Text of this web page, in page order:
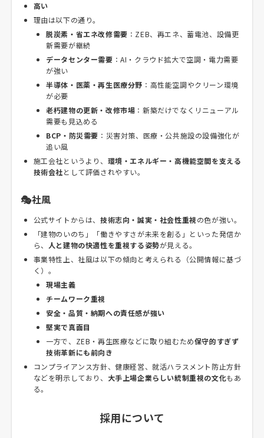
高い
理由は以下の通り。
脱炭素・省エネ改修需要 ：ZEB、再エネ、蓄電池、設備更
新需要が継続
データセンター需要 ：AI・クラウド拡大で空調・電力需要
が強い
半導体・医薬・再生医療分野 ：高性能空調やクリーン環境
が必要
老朽建物の更新・改修市場 ：新築だけでなくリニューアル
需要も見込める
BCP・防災需要 ：災害対策、医療・公共施設の設備強化が
追い風
施工会社というより、 環境・エネルギー・高機能空間を支える
技術会社として評価されやすい。
🎭社風
公式サイトからは、 技術志向・誠実・社会性重視の色が強い。
「建物のいのち」「働きやすさが未来を創る」といった発信か
ら、
人と建物の快適性を重視する姿勢が見える。
事業特性上、社風は以下の傾向と考えられる（公開情報に基づ
く）。
現場主義
チームワーク重視
安全・品質・納期への責任感が強い
堅実で真面目
一方で、ZEB・再生医療などに取り組むため保守的すぎず
技術革新にも前向き
コンプライアンス方針、健康経営、就活ハラスメント防止方針
などを明示しており、 大手上場企業らしい統制重視の文化もあ
る。
採用について